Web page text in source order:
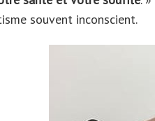
souvent inconscient.